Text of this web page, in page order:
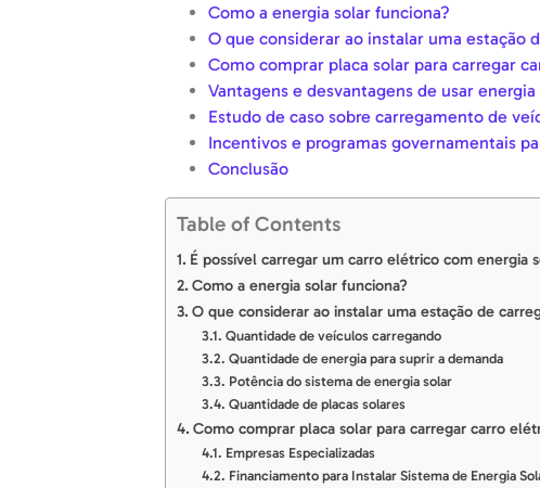
Como a energia solar funciona?
O que considerar ao instalar uma estação
Como comprar placa solar para carregar
Vantagens e desvantagens de usar
Estudo de caso sobre carregamento de
Incentivos e programas governamentais
Conclusão
Table of Contents
É possível carregar um carro elétrico com energia
Como a energia solar funciona?
O que considerar ao instalar uma estação de
Quantidade de veículos carregando
Quantidade de energia para suprir a demanda
Potência do sistema de energia solar
Quantidade de placas solares
Como comprar placa solar para carregar carro
Empresas Especializadas
Financiamento para Instalar Sistema de Energia